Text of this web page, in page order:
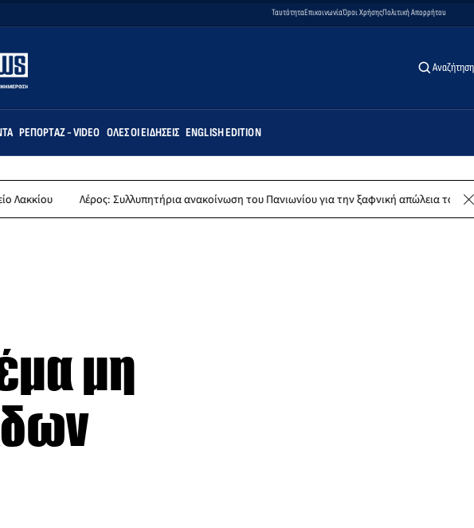
ΤαυτότηταΕπικοινωνίαΌροι ΧρήσηςΠολιτική Απορρήτου
Αναζήτηση
ΡΕΠΟΡΤΆΖ - VIDEO ΌΛΕΣ ΟΙ ΕΙΔΉΣΕΙΣ ENGLISH EDITION
Συλλυπητήρια ανακοίνωση του Πανιωνίου για την ξαφνική απώλεια του Δημήτρη
μη